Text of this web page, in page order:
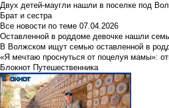
Двух детей-маугли нашли в поселке под
Брат и сестра
Все новости по теме 07.04.2026
Оставленной в роддоме девочке нашли
В Волжском ищут семью оставленной в
«Я мечтаю проснуться от поцелуя мамы»:
Блокнот Путешественника